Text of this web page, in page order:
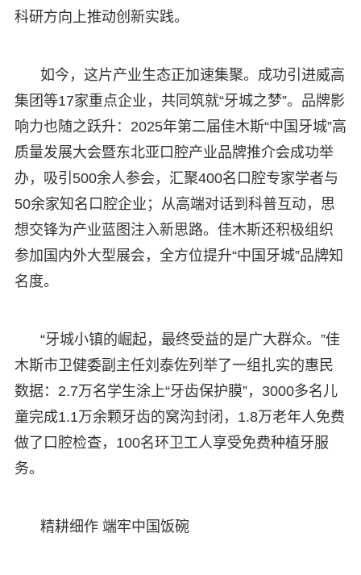
科研方向上推动创新实践。
如今，这片产业生态正加速集聚。成功引进威高
集团等17家重点企业，共同筑就“牙城之梦”。品牌影
响力也随之跃升：2025年第二届佳木斯“中国牙城”高
质量发展大会暨东北亚口腔产业品牌推介会成功举
办，吸引500余人参会，汇聚400名口腔专家学者与
50余家知名口腔企业；从高端对话到科普互动，思
想交锋为产业蓝图注入新思路。佳木斯还积极组织
参加国内外大型展会，全方位提升“中国牙城”品牌知
名度。
“牙城小镇的崛起，最终受益的是广大群众。”佳
木斯市卫健委副主任刘泰佐列举了一组扎实的惠民
数据：2.7万名学生涂上“牙齿保护膜”，3000多名儿
童完成1.1万余颗牙齿的窝沟封闭，1.8万老年人免费
做了口腔检查，100名环卫工人享受免费种植牙服
务。
精耕细作 端牢中国饭碗